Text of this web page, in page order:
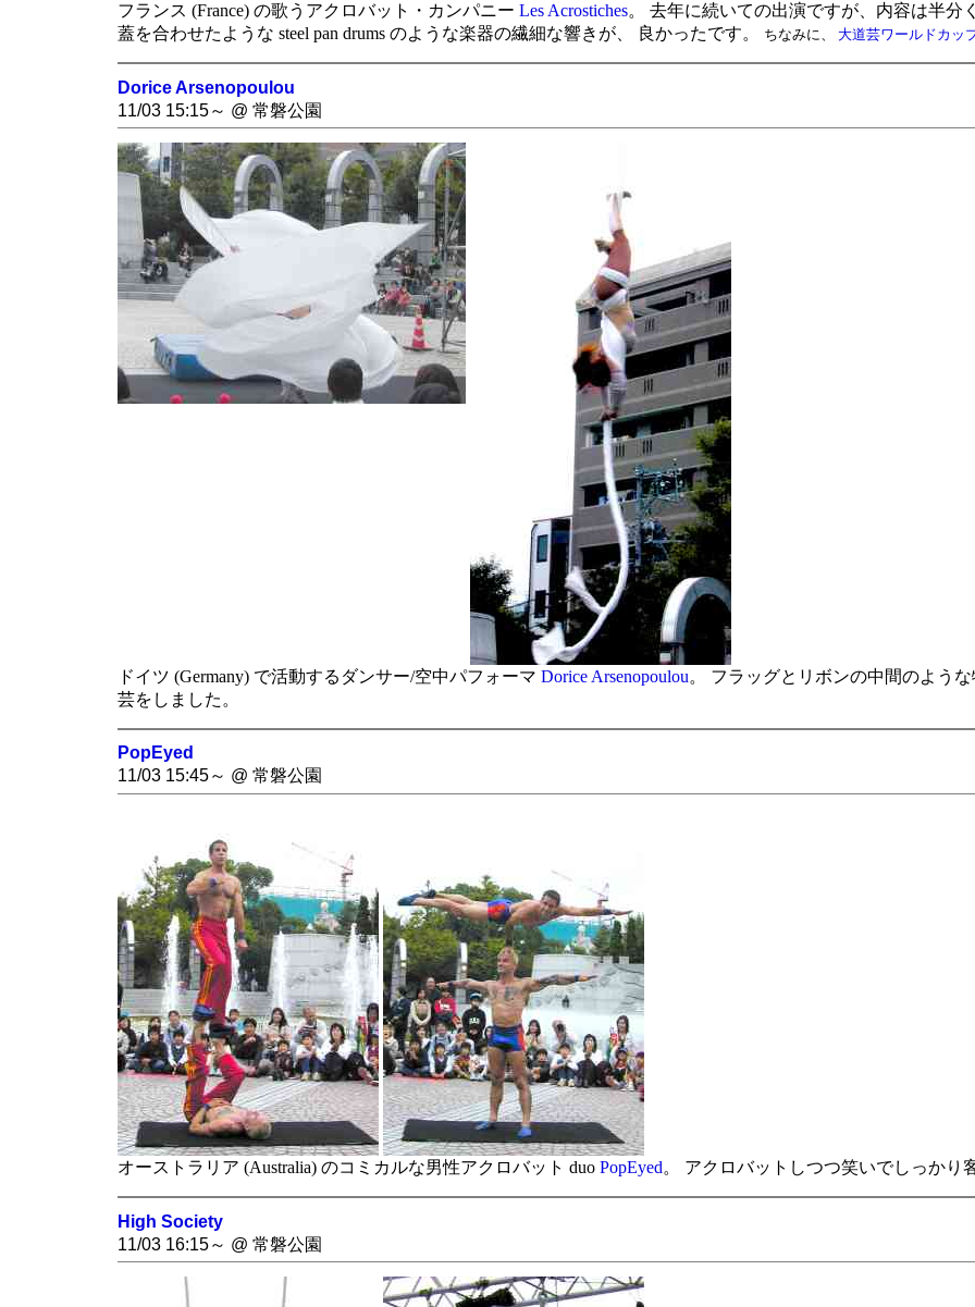
フランス (France) の歌うアクロバット・カンパニー Les Acrostiches。 去年に続いての出演ですが、内容は半分
蓋を合わせたような steel pan drums のような楽器の繊細な響きが、 良かったです。
ちなみに、 大道芸ワールドカッ
Dorice Arsenopoulou
11/03 15:15～ @ 常磐公園
ドイツ (Germany) で活動するダンサー/空中パフォーマ Dorice Arsenopoulou。 フラッグとリボンの中間のよう
芸をしました。
PopEyed
11/03 15:45～ @ 常磐公園
オーストラリア (Australia) のコミカルな男性アクロバット duo PopEyed。 アクロバットしつつ笑いでしっかり
High Society
11/03 16:15～ @ 常磐公園